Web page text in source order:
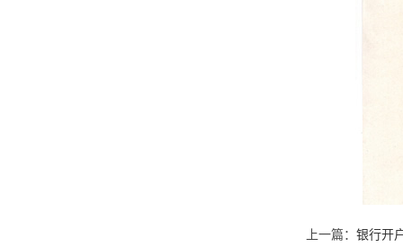
上一篇： 银行开